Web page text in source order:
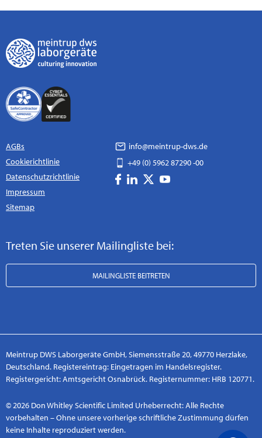
AGBs
Cookierichtlinie
Datenschutzrichtlinie
Impressum
Sitemap
info@meintrup-dws.de
+49 (0) 5962 87290 -00
Treten Sie unserer Mailingliste bei:
MAILINGLISTE BEITRETEN
Meintrup DWS Laborgeräte GmbH, Siemensstraße 20, 49770 Herzlake,
Deutschland. Registereintrag: Eingetragen im Handelsregister.
Registergericht: Amtsgericht Osnabrück. Registernummer: HRB 120771.
© 2026 Don Whitley Scientific Limited Urheberrecht: Alle Rechte
vorbehalten – Ohne unsere vorherige schriftliche Zustimmung dürfen
keine Inhalte reproduziert werden.